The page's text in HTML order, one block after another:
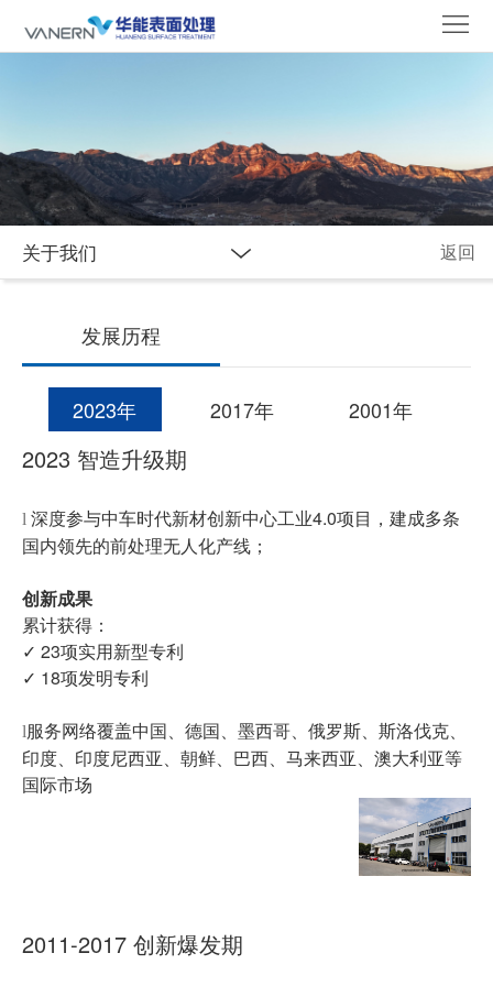
我
们
闻
资
讯
合
作
伙
应
用
产
关于我们 返回
发展历程
2023年 2017年 2001年
2023 智造升级期
l 深度参与中车时代新材创新中心工业4.0项目，建成多条
国内领先的前处理无人化产线；
创新成果
累计获得：
✓ 23项实用新型专利
✓ 18项发明专利
l服务网络覆盖中国、德国、墨西哥、俄罗斯、斯洛伐克、
印度、印度尼西亚、朝鲜、巴西、马来西亚、澳大利亚等
国际市场
2011-2017 创新爆发期